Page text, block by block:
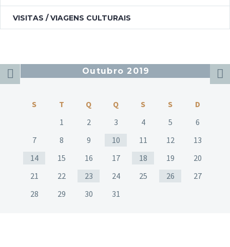
VISITAS / VIAGENS CULTURAIS
Outubro 2019
S T Q Q S S
D
1
2 3 4 5
6
7
8 9 10 11 12
13
14
15 16 17 18 19
20
21
22 23 24 25 26
27
28
29 30 31